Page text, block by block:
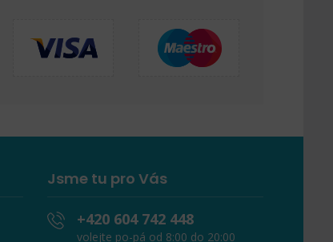
Jsme tu pro Vás
+420 604 742 448
volejte po-pá od 8:00 do 20:00